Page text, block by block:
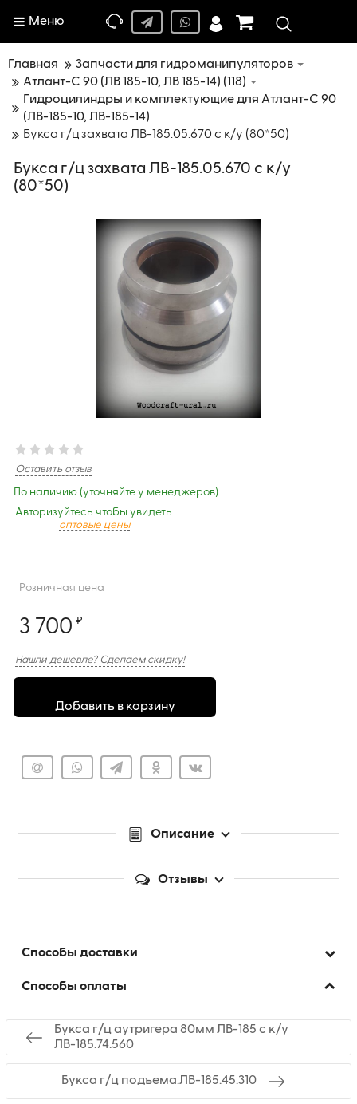
Меню
Главная
Запчасти для гидроманипуляторов
Атлант-C 90 (ЛВ 185-10, ЛВ 185-14) (118)
Гидроцилиндры и комплектующие для Атлант-С 90
(ЛВ-185-10, ЛВ-185-14)
Букса г/ц захвата ЛВ-185.05.670 с к/у (80*50)
Букса г/ц захвата ЛВ-185.05.670 с к/у
(80*50)
Оставить отзыв
По наличию (уточняйте у менеджеров)
Авторизуйтесь чтобы увидеть
оптовые цены
Розничная цена
3 700 ₽
Нашли дешевле? Сделаем скидку!
Добавить в корзину
Описание
Отзывы
Способы доставки
Способы оплаты
Букса г/ц аутригера 80мм ЛВ-185 с к/у
ЛВ-185.74.560
Букса г/ц подъема.ЛВ-185.45.310